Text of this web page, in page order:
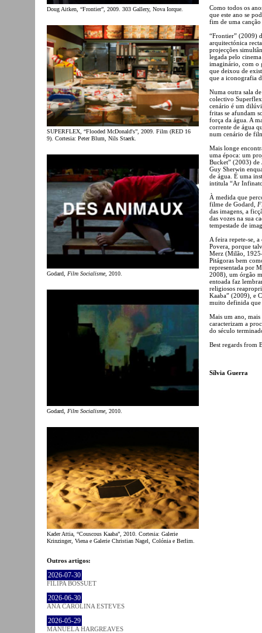
Doug Aitken, “Frontier”, 2009. 303 Gallery, Nova Iorque.
SUPERFLEX, “Flooded McDonald's”, 2009. Film (RED 16
9). Cortesia: Peter Blum, Nils Staerk.
Godard, Film Socialisme, 2010.
Godard, Film Socialisme, 2010.
Kader Attia, “Couscous Kaaba”, 2010. Cortesia: Galerie
Krinzinger, Viena e Galerie Christian Nagel, Colónia e Berlim.
Outros artigos:
2026-07-30
FILIPA BOSSUET
2026-06-30
ANA CAROLINA ESTEVES
2026-05-29
MANUELA HARGREAVES
Como todos os
que este ano se
fim de uma
“Frontier” (2009)
arquitectónica
projecções
legada pelo
imaginário, com o
que deixou de
que a iconografia
Numa outra sala
colectivo
cenário é um
fritas se afundam
força da água. A
corrente de água
num cenário de
Mais longe
uma época: um
Bucket” (2003)
Guy Sherwin
de água. É uma
intitula “Ar
À medida que
filme de Godard,
das imagens, a
das vozes na sua
tempestade de
A feira repete-se,
Povera, porque
Merz (Milão, 1925-
Pitágoras bem
representada por
2008), um órgão
entoada faz
religiosos
Kaaba” (2009), e
muito definida que
Mais um ano,
caracterizam a
do século
Best regards from
Sílvia Guerra